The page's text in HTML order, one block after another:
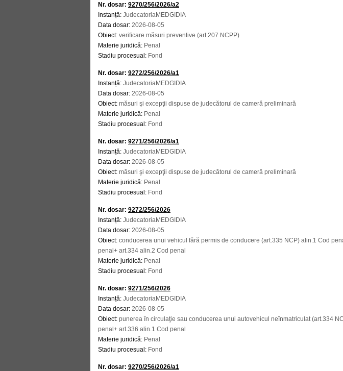
Nr. dosar: 9270/256/2026/a2
Instanță: JudecatoriaMEDGIDIA
Data dosar: 2026-08-05
Obiect: verificare măsuri preventive (art.207 NCPP)
Materie juridică: Penal
Stadiu procesual: Fond
Nr. dosar: 9272/256/2026/a1
Instanță: JudecatoriaMEDGIDIA
Data dosar: 2026-08-05
Obiect: măsuri şi excepţii dispuse de judecătorul de cameră preliminară
Materie juridică: Penal
Stadiu procesual: Fond
Nr. dosar: 9271/256/2026/a1
Instanță: JudecatoriaMEDGIDIA
Data dosar: 2026-08-05
Obiect: măsuri şi excepţii dispuse de judecătorul de cameră preliminară
Materie juridică: Penal
Stadiu procesual: Fond
Nr. dosar: 9272/256/2026
Instanță: JudecatoriaMEDGIDIA
Data dosar: 2026-08-05
Obiect: conducerea unui vehicul fără permis de conducere (art.335 NCP) alin.1 Cod
penal+ art.334 alin.2 Cod penal
Materie juridică: Penal
Stadiu procesual: Fond
Nr. dosar: 9271/256/2026
Instanță: JudecatoriaMEDGIDIA
Data dosar: 2026-08-05
Obiect: punerea în circulaţie sau conducerea unui autovehicul neînmatriculat (art.334
penal+ art.336 alin.1 Cod penal
Materie juridică: Penal
Stadiu procesual: Fond
Nr. dosar: 9270/256/2026/a1